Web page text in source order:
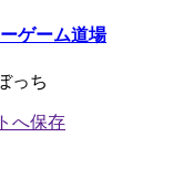
ゲーム道場
っち